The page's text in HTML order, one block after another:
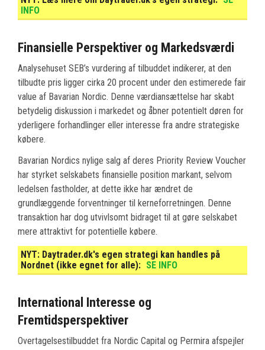
INFO
Finansielle Perspektiver og Markedsværdi
Analysehuset SEB’s vurdering af tilbuddet indikerer, at den
tilbudte pris ligger cirka 20 procent under den estimerede fair
value af Bavarian Nordic. Denne værdiansættelse har skabt
betydelig diskussion i markedet og åbner potentielt døren for
yderligere forhandlinger eller interesse fra andre strategiske
købere.
Bavarian Nordics nylige salg af deres Priority Review Voucher
har styrket selskabets finansielle position markant, selvom
ledelsen fastholder, at dette ikke har ændret de
grundlæggende forventninger til kerneforretningen. Denne
transaktion har dog utvivlsomt bidraget til at gøre selskabet
mere attraktivt for potentielle købere.
NYT: Daytrader.dk's egen strategi kan handles på
Nordnet (ikke egnet for alle): SE INFO
International Interesse og
Fremtidsperspektiver
Overtagelsestilbuddet fra Nordic Capital og Permira afspejler